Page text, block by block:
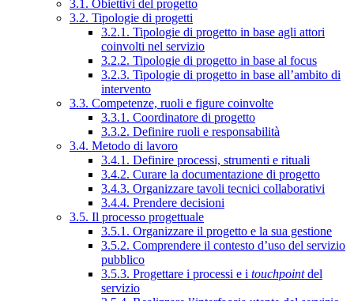
3.1. Obiettivi del progetto
3.2. Tipologie di progetti
3.2.1. Tipologie di progetto in base agli attori
coinvolti nel servizio
3.2.2. Tipologie di progetto in base al focus
3.2.3. Tipologie di progetto in base all’ambito di
intervento
3.3. Competenze, ruoli e figure coinvolte
3.3.1. Coordinatore di progetto
3.3.2. Definire ruoli e responsabilità
3.4. Metodo di lavoro
3.4.1. Definire processi, strumenti e rituali
3.4.2. Curare la documentazione di progetto
3.4.3. Organizzare tavoli tecnici collaborativi
3.4.4. Prendere decisioni
3.5. Il processo progettuale
3.5.1. Organizzare il progetto e la sua gestione
3.5.2. Comprendere il contesto d’uso del servizio
pubblico
3.5.3. Progettare i processi e i touchpointdel
servizio